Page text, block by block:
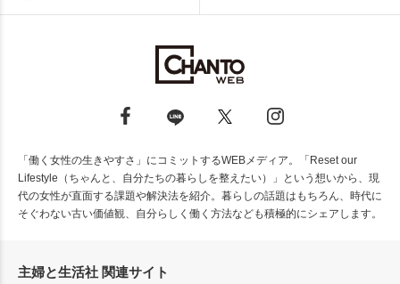
「働く女性の生きやすさ」にコミットするWEBメディア。「Reset our
Lifestyle（ちゃんと、自分たちの暮らしを整えたい）」という想いから、現
代の女性が直面する課題や解決法を紹介。暮らしの話題はもちろん、時代に
そぐわない古い価値観、自分らしく働く方法なども積極的にシェアします。
主婦と生活社 関連サイト